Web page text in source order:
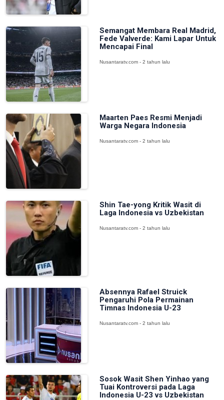
Semangat Membara Real Madrid,
Fede Valverde: Kami Lapar Untuk
Mencapai Final
Nusantaratv.com - 2 tahun lalu
Maarten Paes Resmi Menjadi
Warga Negara Indonesia
Nusantaratv.com - 2 tahun lalu
Shin Tae-yong Kritik Wasit di
Laga Indonesia vs Uzbekistan
Nusantaratv.com - 2 tahun lalu
Absennya Rafael Struick
Pengaruhi Pola Permainan
Timnas Indonesia U-23
Nusantaratv.com - 2 tahun lalu
Sosok Wasit Shen Yinhao yang
Tuai Kontroversi pada Laga
Indonesia U-23 vs Uzbekistan